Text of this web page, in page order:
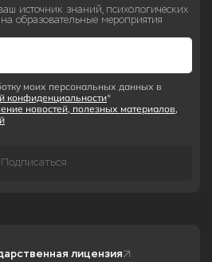
источник знаний, психологических
образовательные мероприятия
моих персональных данных в
конфиденциальности*
новостей, полезных материалов,
Подписаться
лицензия